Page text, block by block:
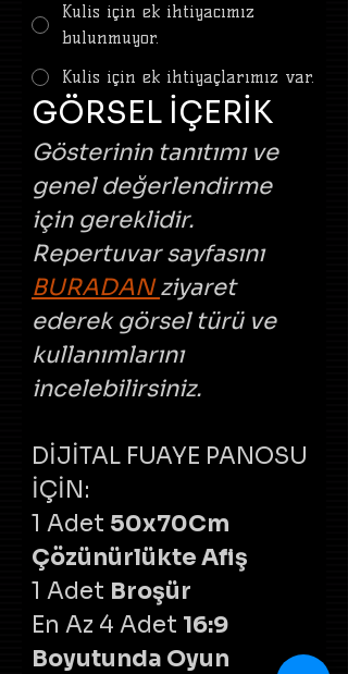
Kulis için ek ihtiyacımız
bulunmuyor.
Kulis için ek ihtiyaçlarımız var.
GÖRSEL İÇERİK
Gösterinin tanıtımı ve
genel değerlendirme
için gereklidir.
Repertuvar sayfasını
BURADAN ziyaret
ederek görsel türü ve
kullanımlarını
incelebilirsiniz.
DİJİTAL FUAYE PANOSU
İÇİN:
1 Adet 50x70Cm
Çözünürlükte Afiş
1 Adet Broşür
En Az 4 Adet 16:9
Boyutunda Oyun